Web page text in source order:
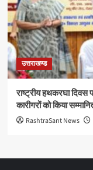
उत्तराखण्ड
राष्ट्रीय हथकरघा
कारीगरों को किया
RashtraSant News